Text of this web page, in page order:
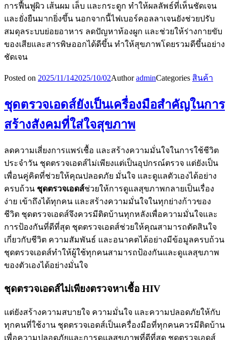
การฟื้นฟูผิว เส้นผม เล็บ และกระดูก ทำให้ผลลัพธ์ที่เห็นชัดเจน
และยั่งยืนมากยิ่งขึ้น นอกจากนี้ไฟเบอร์คอลลาเจนยังช่วยปรับ
สมดุลระบบย่อยอาหาร ลดปัญหาท้องผูก และช่วยให้ร่างกายขับ
ของเสียและสารพิษออกได้ดีขึ้น ทำให้สุขภาพโดยรวมดีขึ้นอย่าง
ชัดเจน
Posted on 2025/11/142025/10/02AuthoradminCategories สินค้า
ชุดตรวจเอดส์ยังเป็นเครื่องมือสำคัญในการ
สร้างสังคมที่ใส่ใจสุขภาพ
ลดความเสี่ยงการแพร่เชื้อ และสร้างความมั่นใจในการใช้ชีวิต
ประจำวัน ชุดตรวจเอดส์ไม่เพียงแต่เป็นอุปกรณ์ตรวจ แต่ยังเป็น
เพื่อนคู่คิดที่ช่วยให้คุณปลอดภัย มั่นใจ และดูแลตัวเองได้อย่าง
ครบถ้วน ชุดตรวจเอดส์ช่วยให้การดูแลสุขภาพกลายเป็นเรื่อง
ง่าย เข้าถึงได้ทุกคน และสร้างความมั่นใจในทุกย่างก้าวของ
ชีวิต ชุดตรวจเอดส์จึงควรมีติดบ้านทุกหลังเพื่อความมั่นใจและ
การป้องกันที่ดีที่สุด ชุดตรวจเอดส์ช่วยให้คุณสามารถตัดสินใจ
เกี่ยวกับชีวิต ความสัมพันธ์ และอนาคตได้อย่างมีข้อมูลครบถ้วน
ชุดตรวจเอดส์ทำให้ผู้ใช้ทุกคนสามารถป้องกันและดูแลสุขภาพ
ของตัวเองได้อย่างมั่นใจ
ชุดตรวจเอดส์ไม่เพียงตรวจหาเชื้อ HIV
แต่ยังสร้างความสบายใจ ความมั่นใจ และความปลอดภัยให้กับ
ทุกคนที่ใช้งาน ชุดตรวจเอดส์เป็นเครื่องมือที่ทุกคนควรมีติดบ้าน
เพื่อความปลอดภัยและการดูแลสุขภาพที่ดีที่สุด ชุดตรวจเอดส์